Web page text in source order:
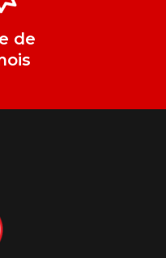
de